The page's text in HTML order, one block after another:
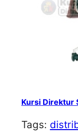
Kursi Direktur
Tags: